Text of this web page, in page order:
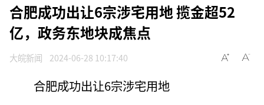
合肥成功出让6宗涉宅用地 揽金超52
亿，政务东地块成焦点
大皖新闻 2024-06-28 10:17:40
合肥成功出让6宗涉宅用地